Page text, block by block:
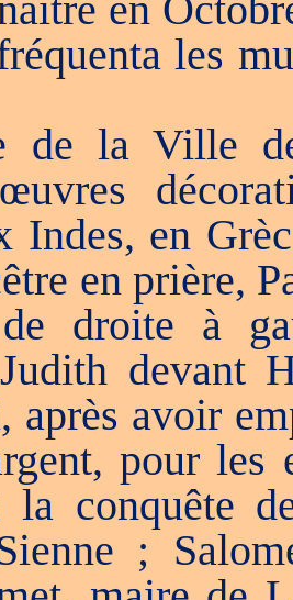
les
de la Ville
Indes, en
en prière,
droite à
devant
après avoir
pour
conquête
;